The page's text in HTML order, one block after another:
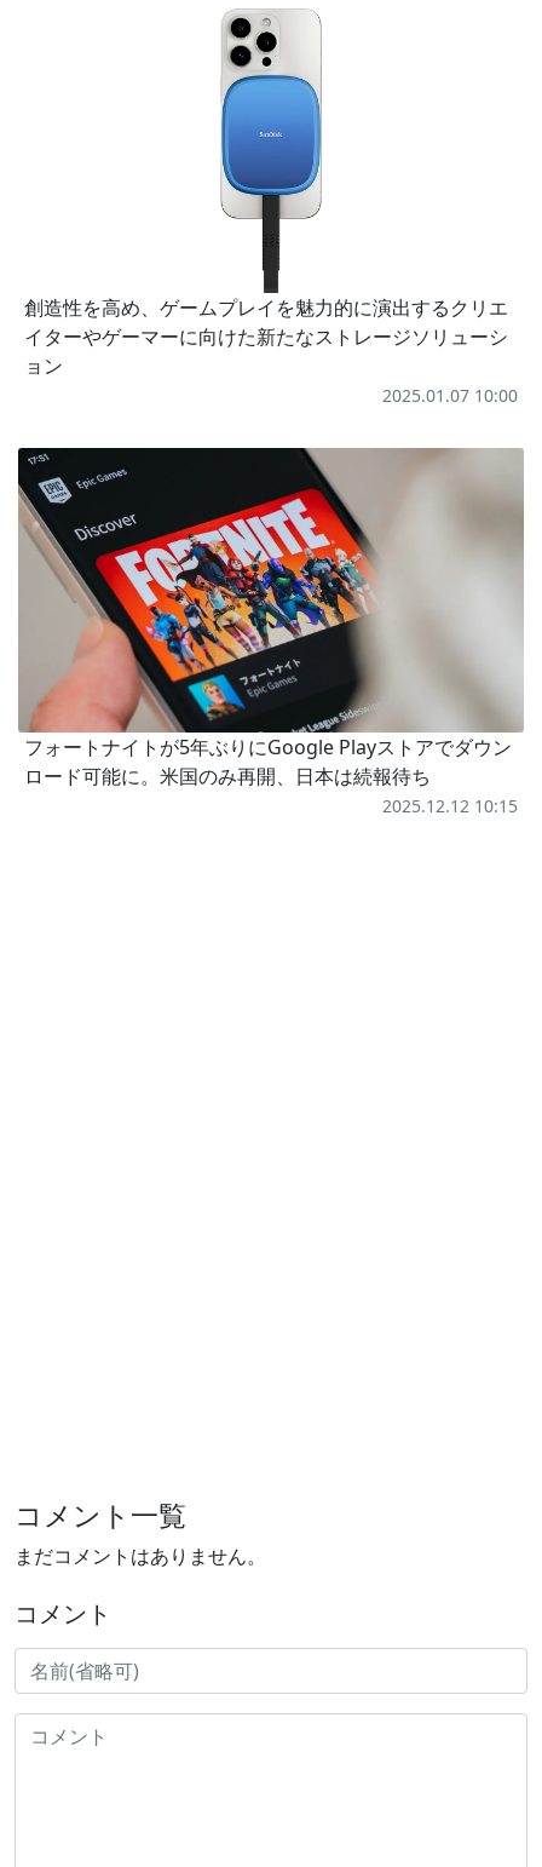
創造性を高め、ゲームプレイを魅力的に演出するクリエ
イターやゲーマーに向けた新たなストレージソリューシ
ョン
2025.01.07 10:00
フォートナイトが5年ぶりにGoogle Playストアでダウン
ロード可能に。米国のみ再開、日本は続報待ち
2025.12.12 10:15
コメント一覧
まだコメントはありません。
コメント